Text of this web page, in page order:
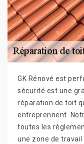
GK Rénové est
sécurité est une
réparation de toit
entreprennent.
toutes les
une zone de